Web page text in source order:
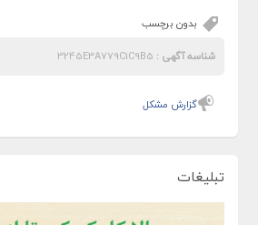
بدون برچسب
شناسه آگهی :
گزارش مشکل
تبلیغات